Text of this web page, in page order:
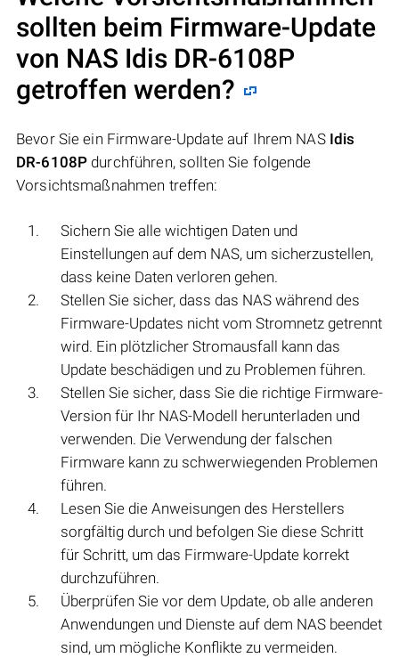
sollten beim Firmware-Update
von NAS Idis DR-6108P
getroffen werden?
Bevor Sie ein Firmware-Update auf Ihrem NAS Idis
DR-6108P durchführen, sollten Sie folgende
Vorsichtsmaßnahmen treffen:
Sichern Sie alle wichtigen Daten und
Einstellungen auf dem NAS, um sicherzustellen,
dass keine Daten verloren gehen.
Stellen Sie sicher, dass das NAS während des
Firmware-Updates nicht vom Stromnetz getrennt
wird. Ein plötzlicher Stromausfall kann das
Update beschädigen und zu Problemen führen.
Stellen Sie sicher, dass Sie die richtige Firmware-
Version für Ihr NAS-Modell herunterladen und
verwenden. Die Verwendung der falschen
Firmware kann zu schwerwiegenden Problemen
führen.
Lesen Sie die Anweisungen des Herstellers
sorgfältig durch und befolgen Sie diese Schritt
für Schritt, um das Firmware-Update korrekt
durchzuführen.
Überprüfen Sie vor dem Update, ob alle anderen
Anwendungen und Dienste auf dem NAS beendet
sind, um mögliche Konflikte zu vermeiden.